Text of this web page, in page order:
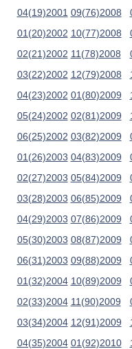
04(19)2001
01(20)2002
02(21)2002
03(22)2002
04(23)2002
05(24)2002
06(25)2002
01(26)2003
02(27)2003
03(28)2003
04(29)2003
05(30)2003
06(31)2003
01(32)2004
02(33)2004
03(34)2004
04(35)2004
09(76)2008
10(77)2008
11(78)2008
12(79)2008
01(80)2009
02(81)2009
03(82)2009
04(83)2009
05(84)2009
06(85)2009
07(86)2009
08(87)2009
09(88)2009
10(89)2009
11(90)2009
12(91)2009
01(92)2010